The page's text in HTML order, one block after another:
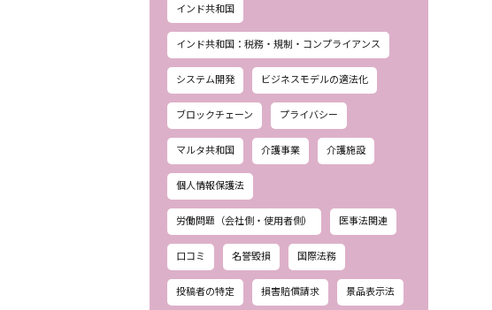
インド共和国
インド共和国：税務・規制・コンプライアンス
システム開発 ビジネスモデルの適法化
ブロックチェーン プライバシー
マルタ共和国 介護事業 介護施設
個人情報保護法
労働問題（会社側・使用者側） 医事法関連
口コミ 名誉毀損 国際法務
投稿者の特定 損害賠償請求 景品表示法